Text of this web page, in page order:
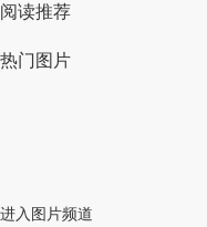
阅读推荐
热门图片
进入图片频道